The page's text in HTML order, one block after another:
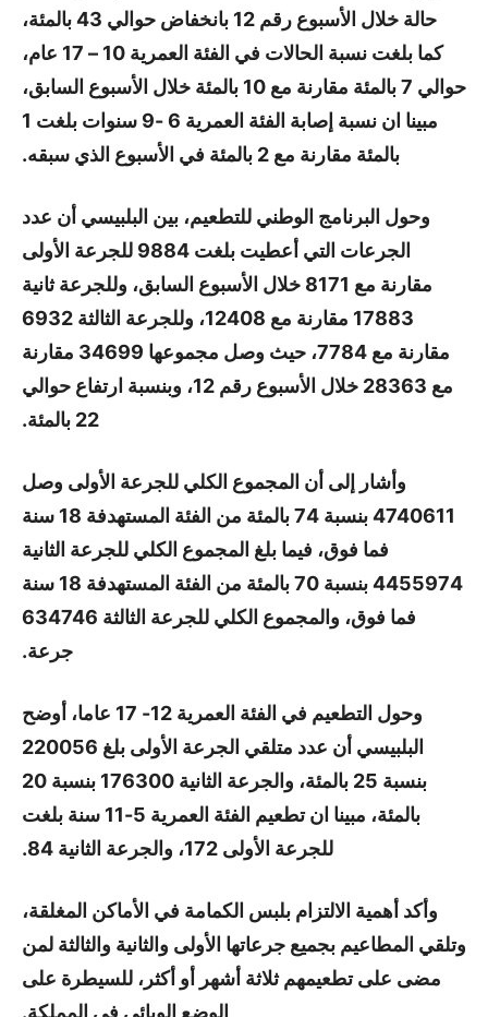
حالة خلال الأسبوع رقم 12 بانخفاض حوالي 43 بالمئة،
كما بلغت نسبة الحالات في الفئة العمرية 10 – 17 عام،
حوالي 7 بالمئة مقارنة مع 10 بالمئة خلال الأسبوع السابق،
مبينا ان نسبة إصابة الفئة العمرية 6 -9 سنوات بلغت 1
بالمئة مقارنة مع 2 بالمئة في الأسبوع الذي سبقه.
وحول البرنامج الوطني للتطعيم، بين البلبيسي أن عدد
الجرعات التي أعطيت بلغت 9884 للجرعة الأولى
مقارنة مع 8171 خلال الأسبوع السابق، وللجرعة ثانية
17883 مقارنة مع 12408، وللجرعة الثالثة 6932
مقارنة مع 7784، حيث وصل مجموعها 34699 مقارنة
مع 28363 خلال الأسبوع رقم 12، وبنسبة ارتفاع حوالي
22 بالمئة.
وأشار إلى أن المجموع الكلي للجرعة الأولى وصل
4740611 بنسبة 74 بالمئة من الفئة المستهدفة 18 سنة
فما فوق، فيما بلغ المجموع الكلي للجرعة الثانية
4455974 بنسبة 70 بالمئة من الفئة المستهدفة 18 سنة
فما فوق، والمجموع الكلي للجرعة الثالثة 634746
جرعة.
وحول التطعيم في الفئة العمرية 12- 17 عاما، أوضح
البلبيسي أن عدد متلقي الجرعة الأولى بلغ 220056
بنسبة 25 بالمئة، والجرعة الثانية 176300 بنسبة 20
بالمئة، مبينا ان تطعيم الفئة العمرية 5-11 سنة بلغت
للجرعة الأولى 172، والجرعة الثانية 84.
وأكد أهمية الالتزام بلبس الكمامة في الأماكن المغلقة،
وتلقي المطاعيم بجميع جرعاتها الأولى والثانية والثالثة لمن
مضى على تطعيمهم ثلاثة أشهر أو أكثر، للسيطرة على
الوضع الوبائي في المملكة.